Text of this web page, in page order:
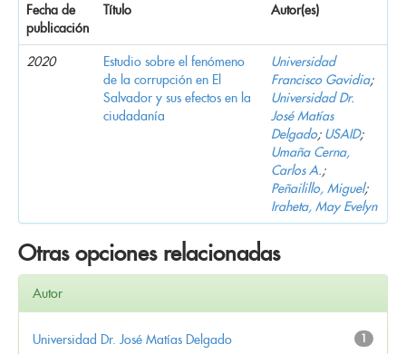
Fecha de
publicación
Título Autor(es)
2020
Estudio sobre el fenómeno
de la corrupción en El
Salvador y sus efectos en la
ciudadanía
Universidad
Francisco Gavidia;
Universidad Dr.
José Matías
Delgado; USAID;
Umaña Cerna,
Carlos A.;
Peñailillo, Miguel;
Iraheta, May Evelyn
Otras opciones relacionadas
Autor
1
Universidad Dr. José Matías Delgado